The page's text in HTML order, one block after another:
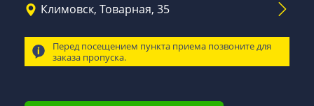
Климовск, Товарная, 35
Перед посещением пункта приема позвоните для
заказа пропуска.